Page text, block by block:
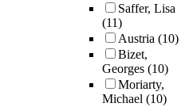
Saffer, Lisa
(11)
Austria (10)
Bizet,
Georges (10)
Moriarty,
Michael (10)